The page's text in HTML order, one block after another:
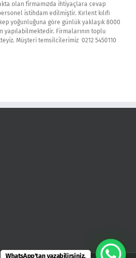
olan firmamızda ihtiyaçlara cevap
istihdam edilmiştir. Kırlent kılıfı
yoğunluğuna göre günlük yaklaşık 8000
yapılabilmektedir. Firmalarının toplu
Müşteri temsilcilerimiz 0212 5450110
WhatsApp'tan yazabilirsiniz.